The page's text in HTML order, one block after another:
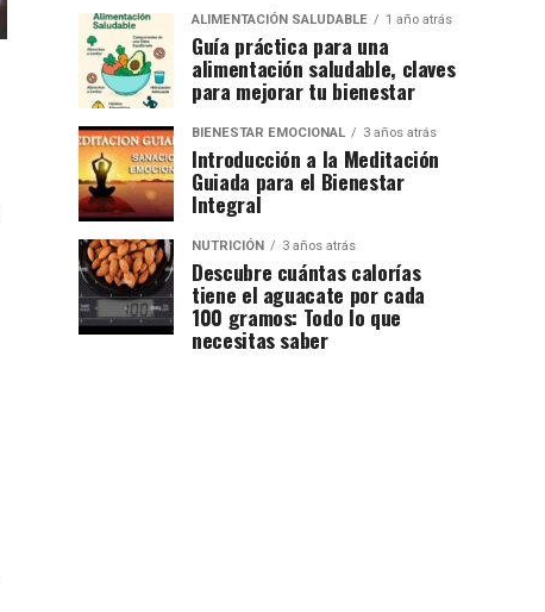
ALIMENTACIÓN SALUDABLE 1 año atrás
Guía práctica para una
alimentación saludable, claves
para mejorar tu bienestar
BIENESTAR EMOCIONAL 3 años atrás
Introducción a la Meditación
Guiada para el Bienestar
Integral
NUTRICIÓN 3 años atrás
Descubre cuántas calorías
tiene el aguacate por cada
100 gramos: Todo lo que
necesitas saber